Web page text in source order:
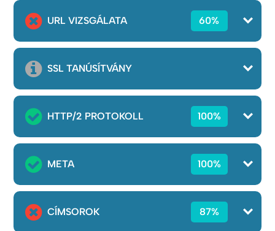
URL VIZSGÁLATA 60%
SSL TANÚSÍTVÁNY
HTTP/2 PROTOKOLL 100%
META 100%
CÍMSOROK 87%